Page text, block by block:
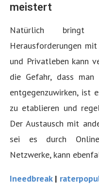
meistert
Natürlich bringt
Herausforderungen
und Privatleben kann
die Gefahr, dass
entgegenzuwirken, ist
zu etablieren und
Der Austausch mit
sei es durch
Netzwerke, kann
Ineedbreak|